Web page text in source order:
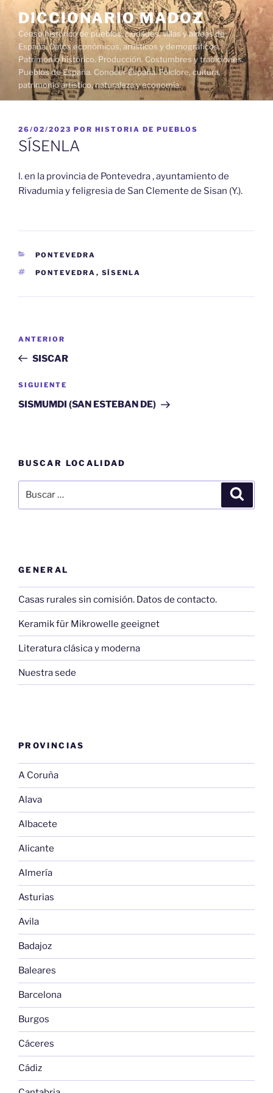
contenido
DICCIONARIO MADOZ
Censo histórico de pueblos, ciudades, villas y aldeas de
España. Datos económicos, artísticos y demográficos.
Patrimonio histórico. Producción. Costumbres y tradiciones.
Pueblos de España. Conocer España. Folclore, cultura,
patrimonio artístico, naturaleza y economía.
PUBLICADO
EL
26/02/2023 POR HISTORIA DE PUEBLOS
SÍSENLA
l. en la provincia de Pontevedra , ayuntamiento de
Rivadumia y feligresia de San Clemente de Sisan (Y.).
CATEGORÍAS
PONTEVEDRA
ETIQUETAS
PONTEVEDRA , SÍSENLA
entradas
Entrada
anterior:
ANTERIOR
SISCAR
Siguiente
entrada
SIGUIENTE
SISMUMDI (SAN ESTEBAN DE)
BUSCAR LOCALIDAD
por:
GENERAL
Casas rurales sin comisión. Datos de contacto.
Keramik für Mikrowelle geeignet
Literatura clásica y moderna
Nuestra sede
PROVINCIAS
A Coruña
Alava
Albacete
Alicante
Almería
Asturias
Avila
Badajoz
Baleares
Barcelona
Burgos
Cáceres
Cádiz